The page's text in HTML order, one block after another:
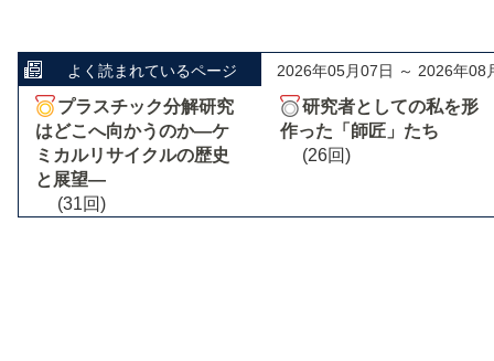
よく読まれているページ 2026年05月07日 ～ 2026年08
プラスチック分解研究
はどこへ向かうのか―ケ
ミカルリサイクルの歴史
と展望―
(31回)
研究者としての私を形
作った「師匠」たち
(26回)